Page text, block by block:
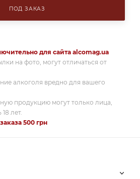
ПОД ЗАКАЗ
для сайта alcomag.ua
на фото, могут отличаться от
алкоголя вредно для вашего
продукцию могут только лица,
лет.
500 грн